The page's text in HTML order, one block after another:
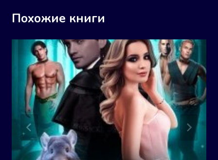
Похожие книги